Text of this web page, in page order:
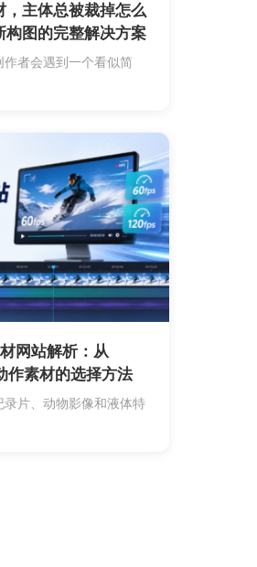
，主体总被裁掉怎么
构图的完整解决方案
者会遇到一个看似简
网站解析：从
素材的选择方法
片、动物影像和液体特